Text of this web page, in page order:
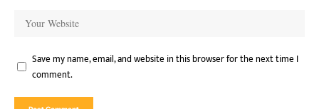
Save my name, email, and website in this browser for the next time I
comment.